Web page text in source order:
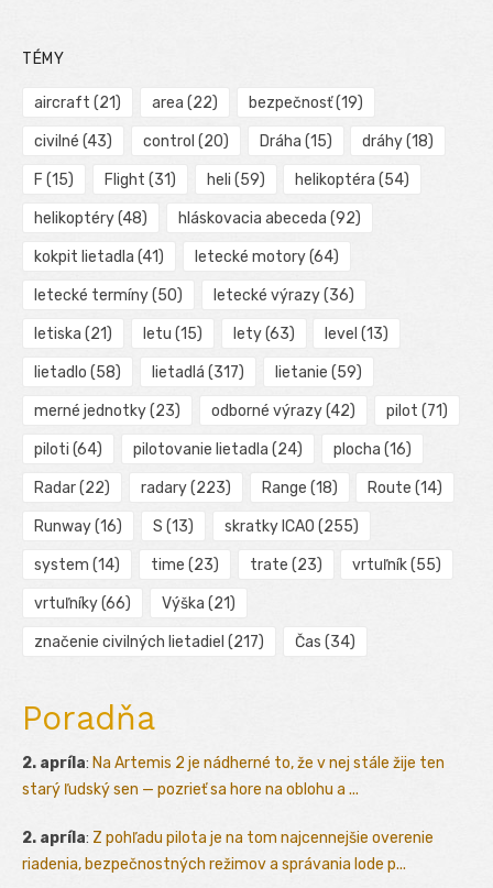
TÉMY
aircraft (21) area (22) bezpečnosť(19)
civilné (43) control (20) Dráha (15) dráhy(18)
F (15) Flight (31) heli (59) helikoptéra (54)
helikoptéry(48) hláskovacia abeceda (92)
kokpit lietadla (41) letecké motory(64)
letecké termíny(50) letecké výrazy(36)
letiska (21) letu (15) lety(63) level (13)
lietadlo (58) lietadlá (317) lietanie (59)
merné jednotky(23) odborné výrazy(42) pilot (71)
piloti (64) pilotovanie lietadla (24) plocha (16)
Radar(22) radary(223) Range (18) Route (14)
Runway(16) S (13) skratky ICAO (255)
system (14) time (23) trate (23) vrtuľník(55)
vrtuľníky(66) Výška (21)
značenie civilných lietadiel (217) Čas (34)
Poradňa
2. apríla: Na Artemis 2 je nádherné to, že v nej stále žije ten
starý ľudský sen — pozrieť sa hore na oblohu a ...
2. apríla: Z pohľadu pilota je na tom najcennejšie overenie
riadenia, bezpečnostných režimov a správania lode p...